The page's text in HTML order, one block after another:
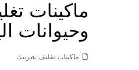
ماكينات
وحيوانات
ماكينات تغليف شرينك